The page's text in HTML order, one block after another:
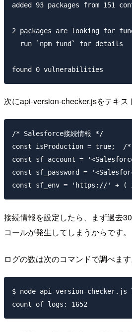
added 93 packages from 151
2 packages are looking for
  run `npm fund` for details
次にapi-version-checker.jsをテキス
/* Salesforce接続情報 */
const isProduction = true;  /* 本
const sf_account =
const sf_password =
接続情報を設定したら、まず過去
コールが発生してしまうからです。
ログの数は次のコマンドで調べます
$ node api-version-checker.js